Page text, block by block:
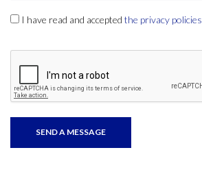
I have read and accepted the privacy policies